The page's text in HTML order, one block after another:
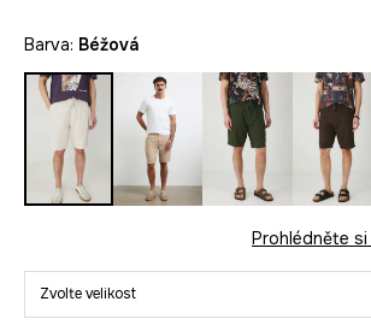
Barva: béžová
Prohlédněte
Zvolte velikost